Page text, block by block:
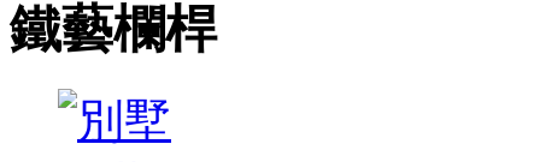
鐵藝欄桿